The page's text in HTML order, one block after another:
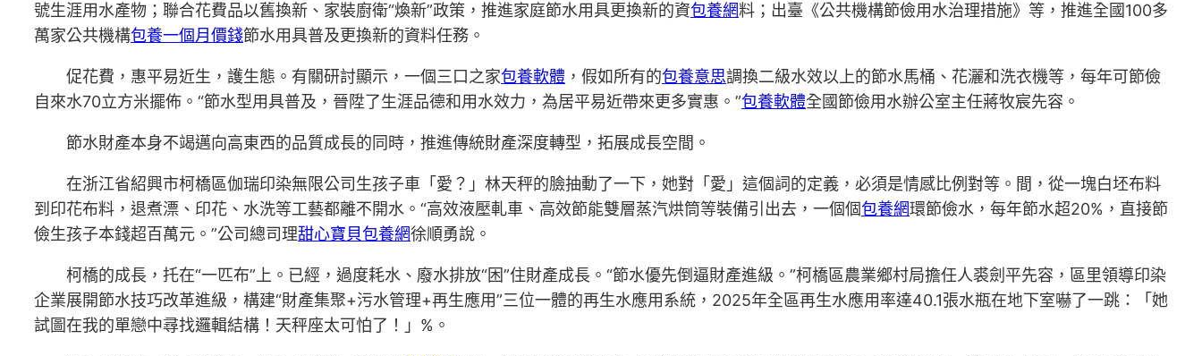
號生涯用水產物；聯合花費品以舊換新、家裝廚衛“煥新”政策，推進家庭節水用具更換新的資包養網料；出臺《公共機構節儉用水治理措施》等，推進全國100多
萬家公共機構包養一個月價錢節水用具普及更換新的資料任務。
促花費，惠平易近生，護生態。有關研討顯示，一個三口之家包養軟體 ，假如所有的包養意思調換二級水效以上的節水馬桶、花灑和洗衣機等，每年可節儉
自來水70立方米擺佈。“節水型用具普及，晉陞了生涯品德和用水效力，為居平易近帶來更多實惠。”包養軟體全國節儉用水辦公室主任蔣牧宸先容。
節水財產本身不竭邁向高東西的品質成長的同時，推進傳統財產深度轉型，拓展成長空間。
在浙江省紹興市柯橋區伽瑞印染無限公司生孩子車「愛？」林天秤的臉抽動了一下，她對「愛」這個詞的定義，必須是情感比例對等。間，從一塊白坯布料
到印花布料，退煮漂、印花、水洗等工藝都離不開水。“高效液壓軋車、高效節能雙層蒸汽烘筒等裝備引出去，一個個包養網環節儉水，每年節水超20%，直接節
儉生孩子本錢超百萬元。”公司總司理甜心寶貝包養網徐順勇說。
柯橋的成長，托在“一匹布”上。已經，過度耗水、廢水排放“困”住財產成長。“節水優先倒逼財產進級。”柯橋區農業鄉村局擔任人裘劍平先容，區里領導印染
企業展開節水技巧改革進級，構建“財產集聚+污水管理+再生應用”三位一體的再生水應用系統，2025年全區再生水應用率達40.1張水瓶在地下室嚇了一跳：「她
試圖在我的單戀中尋找邏輯結構！天秤座太可怕了！」%。